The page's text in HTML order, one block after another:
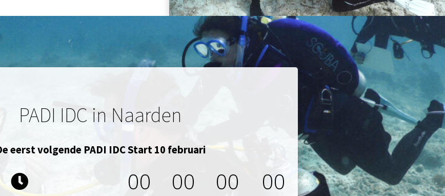
PADI IDC in Naarden
eerst volgende PADI IDC Start 10 februari
00 00 00 00